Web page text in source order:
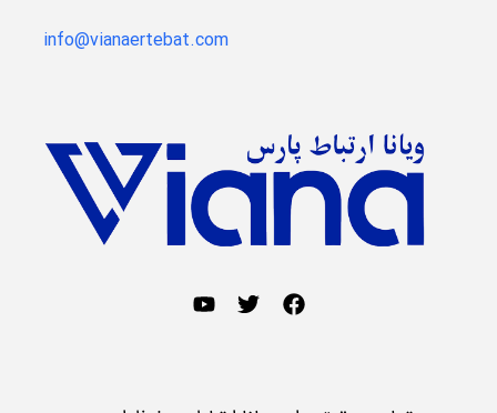
info@vianaertebat.com